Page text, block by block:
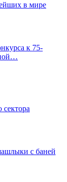
в мире
к 75-
сектора
с баней